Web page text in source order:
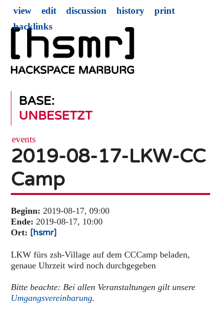
BASE:
UNBESETZT
view edit discussion history
print
backlinks
events
2019-08-17-LKW-CC
Camp
Beginn: 2019-08-17, 09:00
Ende: 2019-08-17, 10:00
Ort: [hsmr]
LKW fürs zsh-Village auf dem CCCamp beladen,
genaue Uhrzeit wird noch durchgegeben
Bitte beachte: Bei allen Veranstaltungen gilt unsere
Umgangsvereinbarung.